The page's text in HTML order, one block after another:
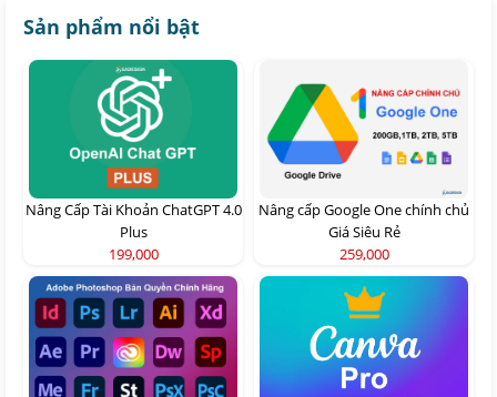
Sản phẩm nổi bật
Nâng Cấp Tài Khoản ChatGPT 4.0
Plus
199,000
Nâng cấp Google One chính chủ
Giá Siêu Rẻ
259,000